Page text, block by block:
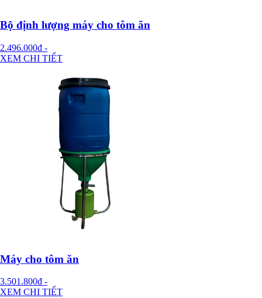
Bộ định lượng máy cho tôm ăn
2.496.000đ -
XEM CHI TIẾT
Máy cho tôm ăn
3.501.800đ -
XEM CHI TIẾT